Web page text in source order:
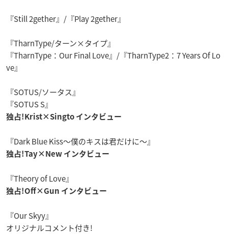
『Still 2gether』/『Play 2gether』
『TharnType/ターン×タイプ』
『TharnType：Our Final Love』/『TharnType2：7 Years Of Lo
ve』
『SOTUS/ソータス』
『SOTUS S』
独占!Krist×Singto インタビュー
『Dark Blue Kiss～僕のキスは君だけに～』
独占!Tay×New インタビュー
『Theory of Love』
独占!Off×Gun インタビュー
『Our Skyy』
オリジナルコメント付き!